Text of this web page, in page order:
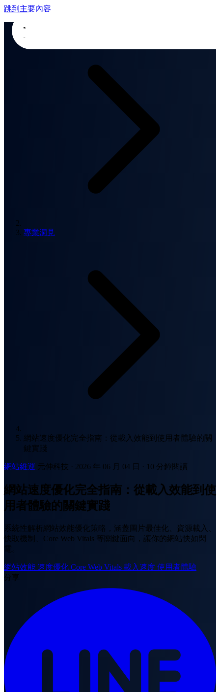
跳到主要內容
首頁
專業洞見
網站速度優化完全指南：從載入效能到使用者體驗的關
鍵實踐
網站維運 元伸科技 · 2026 年 06 月 04 日 · 10 分鐘閱讀
網站速度優化完全指南：從載入效能到使
用者體驗的關鍵實踐
系統性解析網站效能優化策略，涵蓋圖片最佳化、資源載入、
快取機制、Core Web Vitals 等關鍵面向，讓你的網站快如閃
電。
網站效能 速度優化 Core Web Vitals 載入速度 使用者體驗
分享